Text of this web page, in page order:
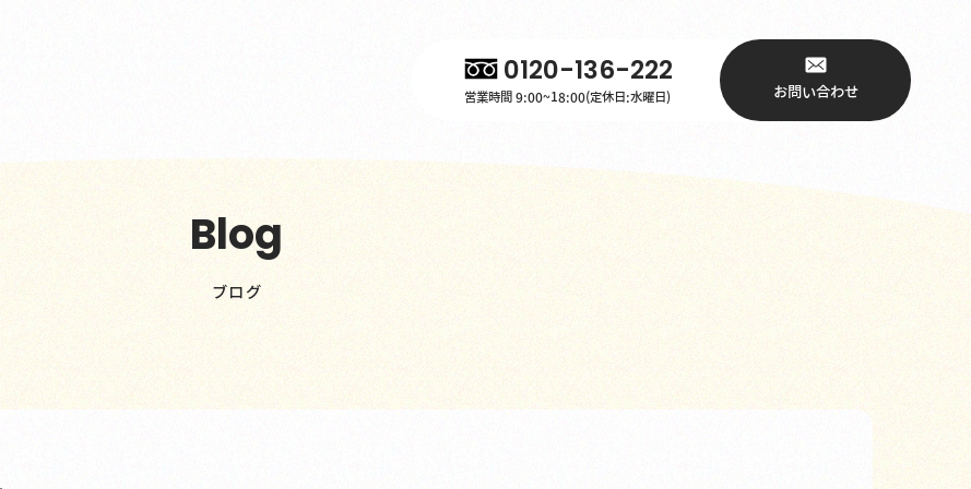
0120-136-222
営業時間 9:00~18:00(定休日:水曜日) お問い合わせ
Blog
ブログ